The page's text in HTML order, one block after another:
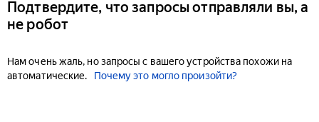
Подтвердите, что запросы отправляли вы, а
не робот
Нам очень жаль, но запросы с вашего устройства похожи на
автоматические.
Почему это могло произойти?